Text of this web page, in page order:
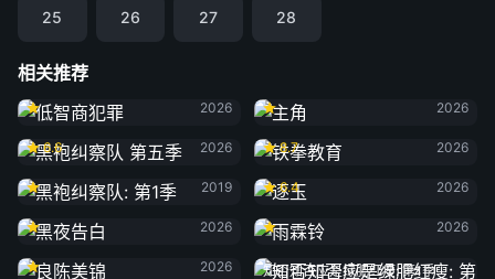
25 26 27 28
相关推荐
低智商犯罪
2026
2026
黑袍纠察队 第五季
6.6
2026
铁拳教育
8.7
2026
黑袍纠察队: 第1季
2019
逐玉
6.4
2026
黑夜告白
2026
雨霖铃
2026
良陈美锦
2026
知否知否应是绿肥红瘦: 第1季